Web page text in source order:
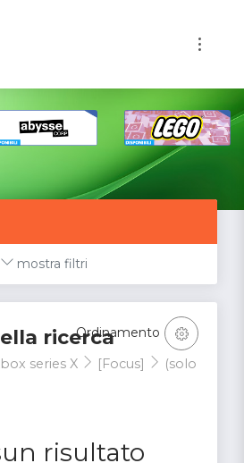
mostra filtri
ricerca
series X [Focus]
(solo
risultato
Ordinamento